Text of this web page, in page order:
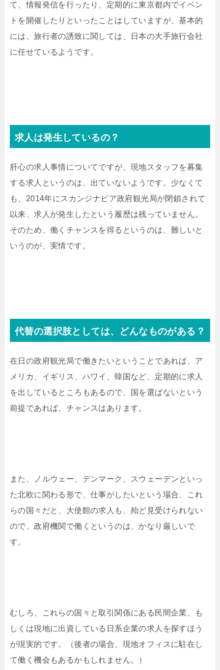
て、情報発信を行ったり、定期的に東京都内でイベン
トを開催したりといったことはしていますが、基本的
には、旅行者の誘致に関しては、日本の大手旅行会社
に任せているようです。
求人は発生しているの？
肝心の求人事情についてですが、現地スタッフを募集
する求人というのは、出ていないようです。少なくて
も、2014年にスカンジナビア政府観光局が閉鎖されて
以来、求人が発生したという履歴は残っていません。
そのため、働くチャンスを得るというのは、難しいと
いうのが、実情です。
代替の選択肢としては、どんなものがある？
在日の政府観光局で働きたいということであれば、ア
メリカ、イギリス、ハワイ、韓国など、定期的に求人
を出しているところもあるので、国を選ばないという
前提であれば、チャンスはあります。
また、ノルウェー、デンマーク、スウェーデンといっ
た北欧に関わる形で、仕事がしたいという場合、これ
らの国々だと、大使館の求人も、殆ど見受けられない
ので、政府機関で働くというのは、かなり厳しいで
す。
むしろ、これらの国々と取引関係にある民間企業、も
しくは現地に出資している日系企業の求人を探すほう
が現実的です。（後者の場合、現地オフィスに駐在し
て働く機会もあるかもしれません。）